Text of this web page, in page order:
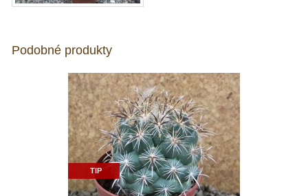
Podobné produkty
TIP